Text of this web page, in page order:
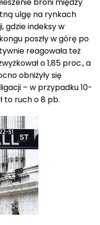
ulgę na rynkach
gdzie indeksy w
poszły w górę po
reagowała też
o 1,85 proc., a
obniżyły się
– w przypadku 10-
to ruch o 8 pb.